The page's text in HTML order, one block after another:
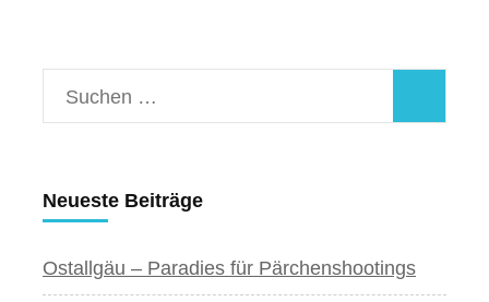
Suchen
nach:
Neueste Beiträge
Ostallgäu – Paradies für Pärchenshootings